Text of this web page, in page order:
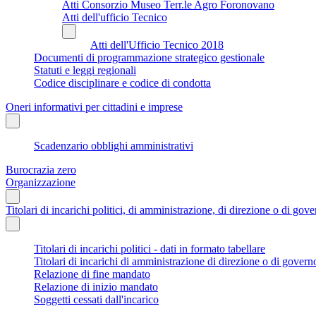
Atti Consorzio Museo Terr.le Agro Foronovano
Atti dell'ufficio Tecnico
Atti dell'Ufficio Tecnico 2018
Documenti di programmazione strategico gestionale
Statuti e leggi regionali
Codice disciplinare e codice di condotta
Oneri informativi per cittadini e imprese
Scadenzario obblighi amministrativi
Burocrazia zero
Organizzazione
Titolari di incarichi politici, di amministrazione, di direzione o di
Titolari di incarichi politici - dati in formato tabellare
Titolari di incarichi di amministrazione di direzione o di
Relazione di fine mandato
Relazione di inizio mandato
Soggetti cessati dall'incarico